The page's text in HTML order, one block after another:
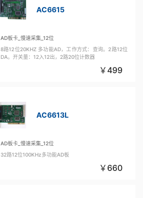
AC6615
AD板卡_慢速采集_12位
8路12位20KHZ 多功能AD，工作方式：查询。2路12位
DA。开关量：12入12出，2路20位计数器
499
AC6613L
AD板卡_慢速采集_12位
32路12位100KHz多功能AD板
660